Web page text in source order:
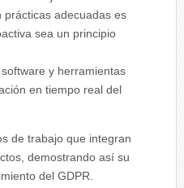
adecuadas es
sea un principio
y herramientas
en tiempo real del
de trabajo que integran
demostrando así su
del GDPR.